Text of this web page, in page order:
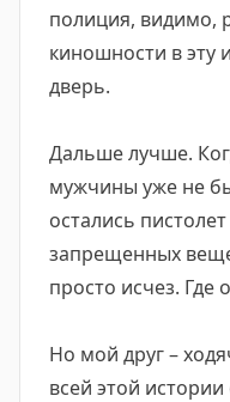
полиция, видимо,
киношности в эту
дверь.
Дальше лучше.
мужчины уже не
остались
запрещенных
просто исчез. Где
Но мой друг –
всей этой